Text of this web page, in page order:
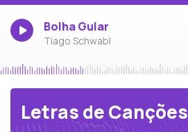
Bolha Gular
Tiago Schwabl
Letras de Canções